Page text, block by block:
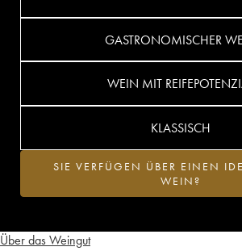
Über das Weingut
GASTRONOMISCHER
WEIN MIT
KLASSISCH
SIE VERFÜGEN ÜBER EINEN
WEIN?